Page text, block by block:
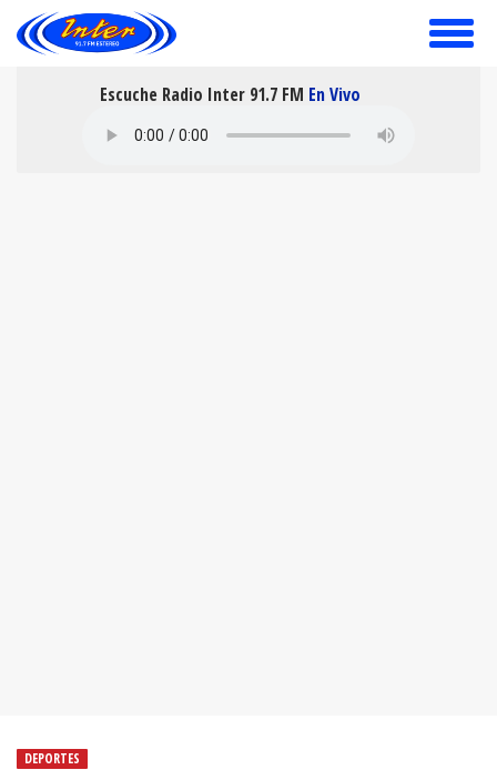
toggle
Escuche Radio Inter 91.7 FM En Vivo
DEPORTES